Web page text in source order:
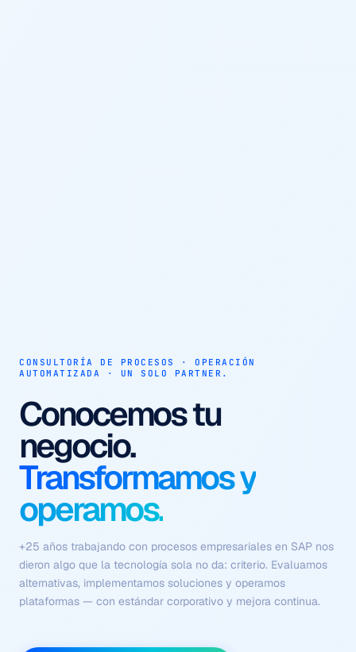
AUTOMATIZACIÓN · AGENTES AUTÓNOMOS · EFICIENCIA
OPERATIVA
Procesos que se
ejecutan solos
Con contexto, criterio y
sin fricción.
negocio, ejecutan tareas complejas y se optimizan
continuamente — sin depender de intervención humana en
cada paso.